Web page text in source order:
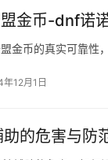
金币-dnf诺
金币的真实可靠性
12月1日
助的危害与防